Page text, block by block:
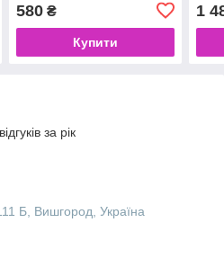
580₴
Купити
1
за рік
Б, Вишгород, Україна